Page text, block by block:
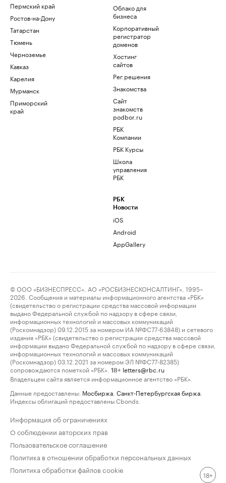
Пермский край
Ростов-на-Дону
Татарстан
Тюмень
Черноземье
Кавказ
Карелия
Мурманск
Приморский
край
Облако для
бизнеса
Корпоративный
регистратор
доменов
Хостинг
сайтов
Рег.решения
Знакомства
Сайт
знакомств
podbor.ru
РБК
Компании
РБК Курсы
Школа
управления
РБК
РБК
Новости
iOS
Android
AppGallery
© ООО «БИЗНЕСПРЕСС», АО «РОСБИЗНЕСКОНСАЛТИНГ», 1995–
2026. Сообщения и материалы информационного агентства «РБК»
(свидетельство о регистрации средства массовой информации
выдано Федеральной службой по надзору в сфере связи,
информационных технологий и массовых коммуникаций
(Роскомнадзор) 09.12.2015 за номером ИА №ФС77-63848) и сетевого
издания «РБК» (свидетельство о регистрации средства массовой
информации выдано Федеральной службой по надзору в сфере связи,
информационных технологий и массовых коммуникаций
(Роскомнадзор) 03.12.2021 за номером ЭЛ №ФС77-82385)
сопровождаются пометкой «РБК».
18+ letters@rbc.ru
Владельцем сайта является информационное агентство «РБК».
Данные предоставлены: Мосбиржа Санкт-Петербургская биржа
Индексы облигаций предоставлены Cbonds.
Информация об ограничениях
О соблюдении авторских прав
Пользовательское соглашение
Политика в отношении обработки персональных данных
Политика обработки файлов cookie
18+